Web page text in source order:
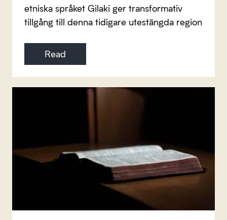
etniska språket Gilaki ger transformativ
tillgång till denna tidigare utestängda region
Read